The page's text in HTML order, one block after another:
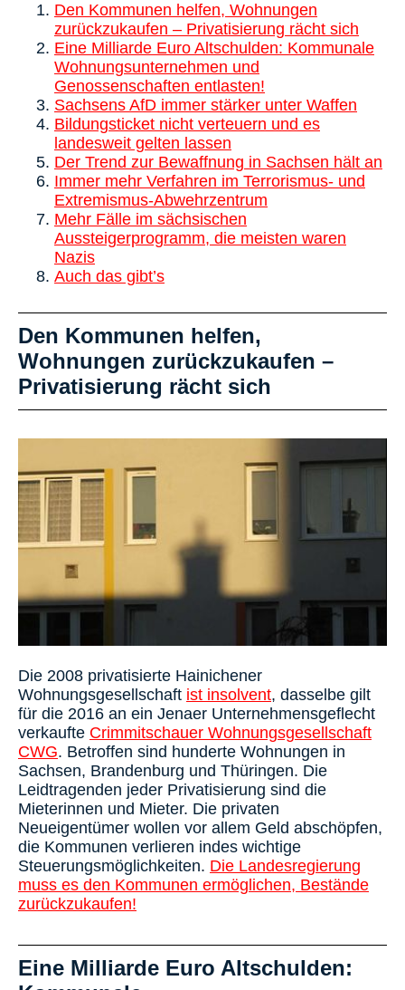
Den Kommunen helfen, Wohnungen
zurückzukaufen – Privatisierung rächt sich
Eine Milliarde Euro Altschulden: Kommunale
Wohnungsunternehmen und
Genossenschaften entlasten!
Sachsens AfD immer stärker unter Waffen
Bildungsticket nicht verteuern und es
landesweit gelten lassen
Der Trend zur Bewaffnung in Sachsen hält an
Immer mehr Verfahren im Terrorismus- und
Extremismus-Abwehrzentrum
Mehr Fälle im sächsischen
Aussteigerprogramm, die meisten waren
Nazis
Auch das gibt’s
Den Kommunen helfen,
Wohnungen zurückzukaufen –
Privatisierung rächt sich
Die 2008 privatisierte Hainichener
Wohnungsgesellschaft ist insolvent, dasselbe gilt
für die 2016 an ein Jenaer Unternehmensgeflecht
verkaufte Crimmitschauer Wohnungsgesellschaft
CWG. Betroffen sind hunderte Wohnungen in
Sachsen, Brandenburg und Thüringen. Die
Leidtragenden jeder Privatisierung sind die
Mieterinnen und Mieter. Die privaten
Neueigentümer wollen vor allem Geld abschöpfen,
die Kommunen verlieren indes wichtige
Steuerungsmöglichkeiten. Die Landesregierung
muss es den Kommunen ermöglichen, Bestände
zurückzukaufen!
Eine Milliarde Euro Altschulden: